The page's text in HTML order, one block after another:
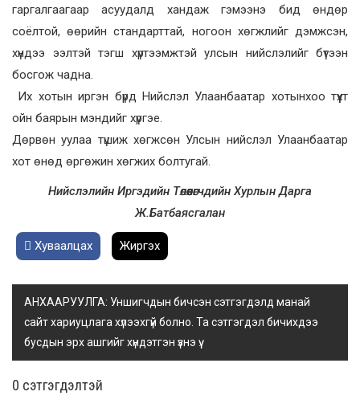
гаргалгаагаар асуудалд хандаж гэмээнэ бид өндөр
соёлтой, өөрийн стандарттай, ногоон хөгжлийг дэмжсэн,
хүндээ ээлтэй тэгш хүртээмжтэй улсын нийслэлийг бүтээн
босгож чадна.
Их хотын иргэн бүрд Нийслэл Улаанбаатар хотынхоо түүхт
ойн баярын мэндийг хүргэе.
Дөрвөн уулаа түшиж хөгжсөн Улсын нийслэл Улаанбаатар
хот өнөд өргөжин хөгжих болтугай.
Нийслэлийн Иргэдийн Төлөөлөгчдийн Хурлын Дарга
Ж.Батбаясгалан
Хуваалцах Жиргэх
АНХААРУУЛГА: Уншигчдын бичсэн сэтгэгдэлд манай
сайт хариуцлага хүлээхгүй болно. Та сэтгэгдэл бичихдээ
бусдын эрх ашгийг хүндэтгэн үзнэ үү.
0 cэтгэгдэлтэй